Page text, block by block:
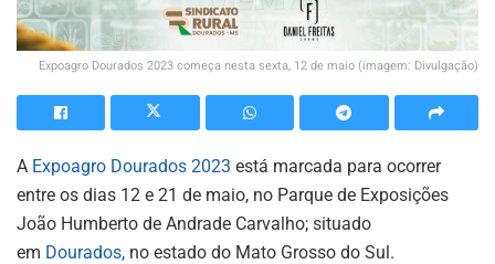
Expoagro Dourados 2023 começa nesta sexta, 12 de maio (imagem: Divulgação)
A Expoagro Dourados 2023 está marcada para ocorrer
entre os dias 12 e 21 de maio, no Parque de Exposições
João Humberto de Andrade Carvalho; situado
em Dourados, no estado do Mato Grosso do Sul.